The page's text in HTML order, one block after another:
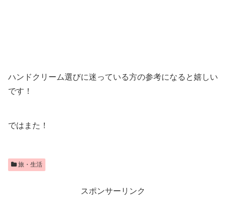
ハンドクリーム選びに迷っている方の参考になると嬉しい
です！
ではまた！
旅・生活
スポンサーリンク